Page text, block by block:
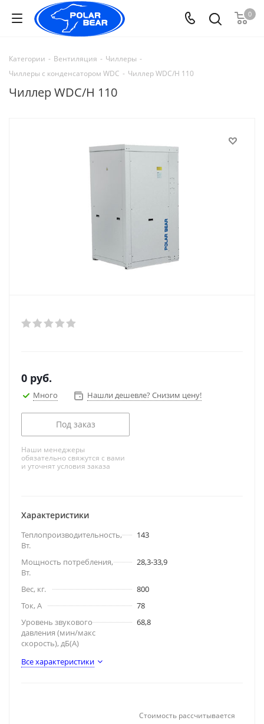
0
Категории - Вентиляция - Чиллеры -
Чиллеры с конденсатором WDC - Чиллер WDC/H 110
Чиллер WDC/H 110
0 руб.
Много Нашли дешевле? Снизим цену!
Под заказ
Наши менеджеры
обязательно свяжутся с вами
и уточнят условия заказа
Характеристики
Теплопроизводительность,
Вт.
143
Мощность потребления,
Вт.
28,3-33,9
Вес, кг.
800
Ток, А
78
Уровень звукового
давления (мин/макс
скорость), дБ(A)
68,8
Все характеристики
Стоимость рассчитывается